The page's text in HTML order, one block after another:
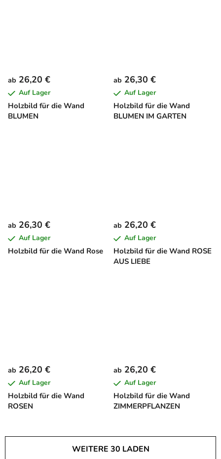
Holzbild für die Wand
BLUMEN
ab 26,20 €
Auf Lager
Holzbild für die Wand
BLUMEN IM GARTEN
ab 26,30 €
Auf Lager
Holzbild für die Wand Rose
ab 26,30 €
Auf Lager
Holzbild für die Wand ROSE
AUS LIEBE
ab 26,20 €
Auf Lager
Holzbild für die Wand
ROSEN
ab 26,20 €
Auf Lager
Holzbild für die Wand
ZIMMERPFLANZEN
ab 26,20 €
Auf Lager
WEITERE 30 LADEN